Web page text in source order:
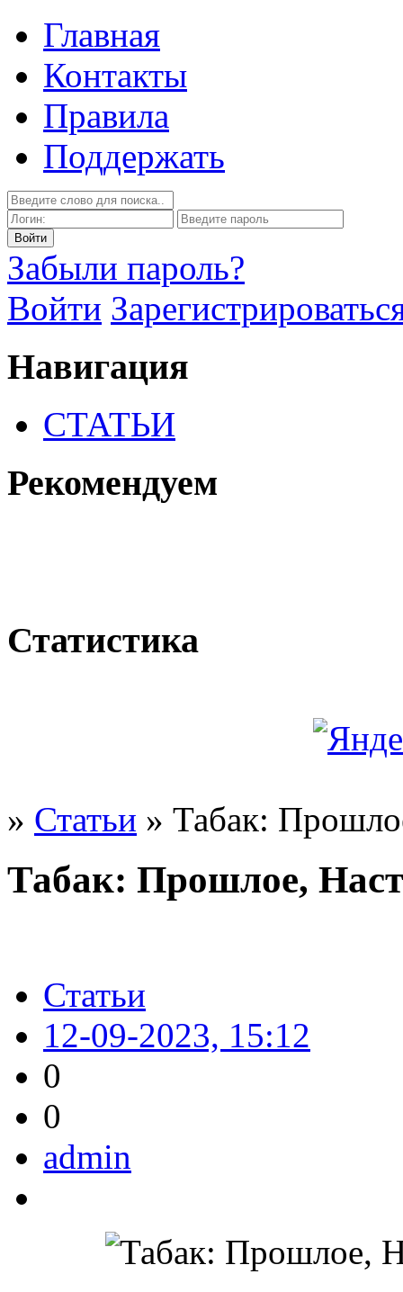
Главная
Контакты
Правила
Поддержать
Забыли пароль?
Войти
Навигация
СТАТЬИ
Рекомендуем
Статистика
» Статьи » Табак:
Табак: Прошлое,
Статьи
12-09-2023, 15:12
0
0
admin